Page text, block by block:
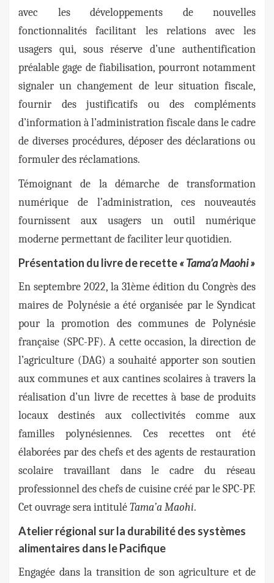
avec les développements de nouvelles
fonctionnalités facilitant les relations avec les
usagers qui, sous réserve d’une authentification
préalable gage de fiabilisation, pourront notamment
signaler un changement de leur situation fiscale,
fournir des justificatifs ou des compléments
d’information à l’administration fiscale dans le cadre
de diverses procédures, déposer des déclarations ou
formuler des réclamations.
Témoignant de la démarche de transformation
numérique de l’administration, ces nouveautés
fournissent aux usagers un outil numérique
moderne permettant de faciliter leur quotidien.
Présentation du livre de recette« Tama’a Maohi »
En septembre 2022, la 31ème édition du Congrès des
maires de Polynésie a été organisée par le Syndicat
pour la promotion des communes de Polynésie
française (SPC-PF). A cette occasion, la direction de
l’agriculture (DAG) a souhaité apporter son soutien
aux communes et aux cantines scolaires à travers la
réalisation d’un livre de recettes à base de produits
locaux destinés aux collectivités comme aux
familles polynésiennes. Ces recettes ont été
élaborées par des chefs et des agents de restauration
scolaire travaillant dans le cadre du réseau
professionnel des chefs de cuisine créé par le SPC-PF.
Cet ouvrage sera intituléTama’a Maohi.
Atelier régional sur la durabilité des systèmes
alimentaires dans le Pacifique
Engagée dans la transition de son agriculture et de